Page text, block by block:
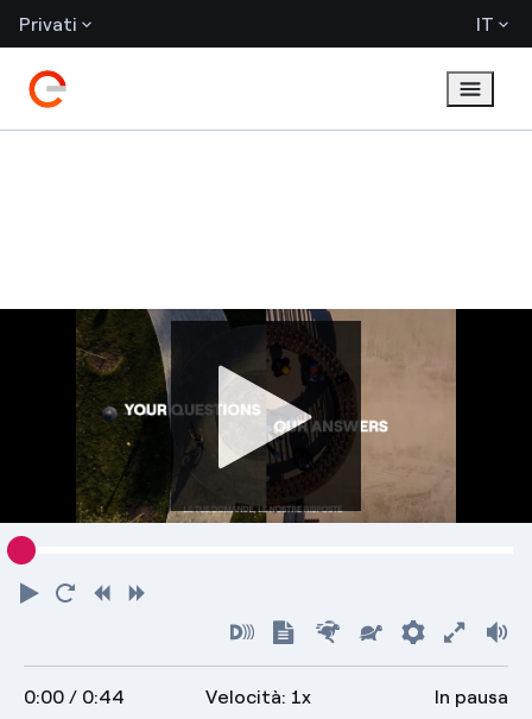
Privati IT
Riproduci
TornaIndietro
Avanti
Attiva
audiodescrizioni
Mostra
trascrizione
Più
veloce
Più
lento
Attiva
intero
0:00 / 0:44 Velocità: 1x In pausa